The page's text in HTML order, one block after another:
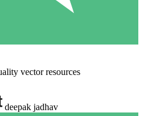
vector resources
deepak jadhav